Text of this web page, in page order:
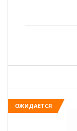
ОЖИДАЕТСЯ